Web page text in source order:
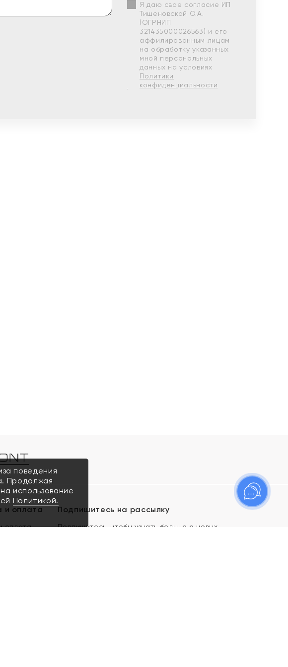
Я даю свое согласие ИП
Тишеновской О.А.
(ОГРНИП
321435000026563) и его
аффилированным лицам
на обработку указанных
мной персональных
данных на условиях
Политики
конфиденциальности
и оплата
оплата
Подпишитесь на рассылку
Подпишитесь, чтобы узнать больше о новых
поведения
Продолжая
использование
Политикой.